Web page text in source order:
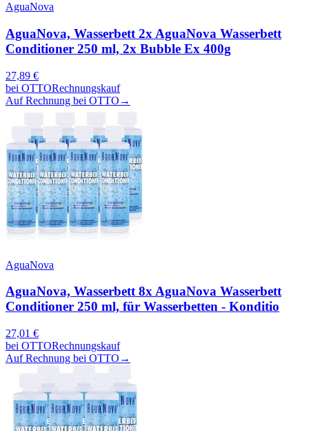
AguaNova
AguaNova, Wasserbett 2x AguaNova Wasserbett
Conditioner 250 ml, 2x Bubble Ex 400g
27,89 €
bei OTTORechnungskauf
Auf Rechnung bei OTTO →
AguaNova
AguaNova, Wasserbett 8x AguaNova Wasserbett
Conditioner 250 ml, für Wasserbetten - Konditio
27,01 €
bei OTTORechnungskauf
Auf Rechnung bei OTTO →